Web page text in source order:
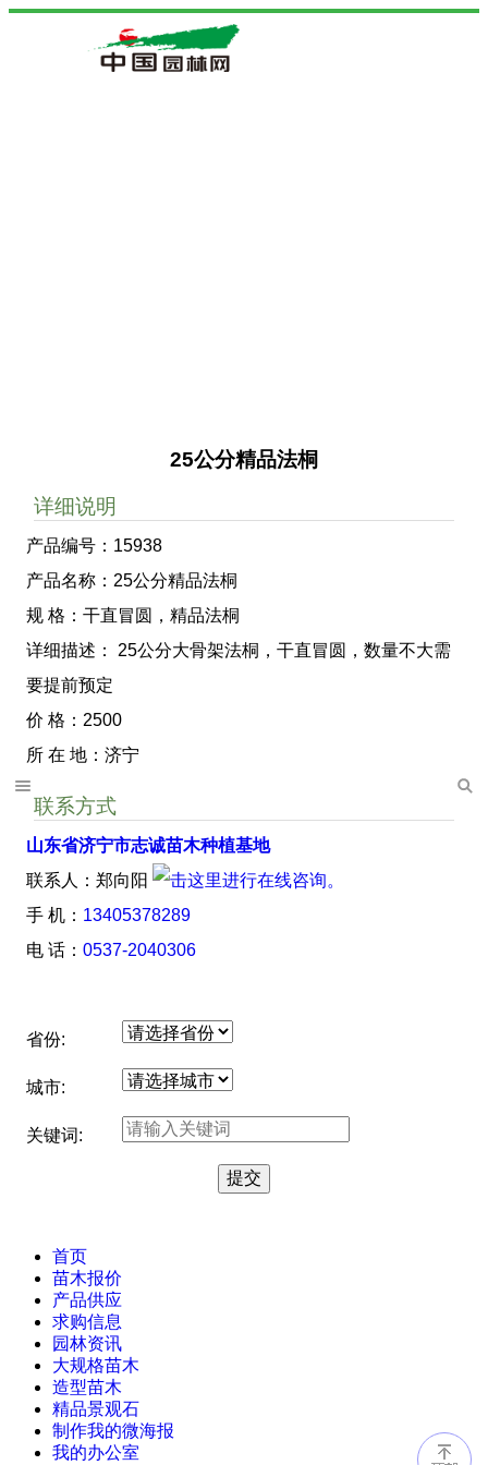
25公分精品法桐
详细说明
产品编号：15938
产品名称：25公分精品法桐
规 格：干直冒圆，精品法桐
详细描述： 25公分大骨架法桐，干直冒圆，数量不大需
要提前预定
价 格：2500
所 在 地：济宁
联系方式
山东省济宁市志诚苗木种植基地
联系人：郑向阳
手 机： 13405378289
电 话： 0537-2040306
省份:
城市:
关键词:
首页
苗木报价
产品供应
求购信息
园林资讯
大规格苗木
造型苗木
精品景观石
制作我的微海报
我的办公室